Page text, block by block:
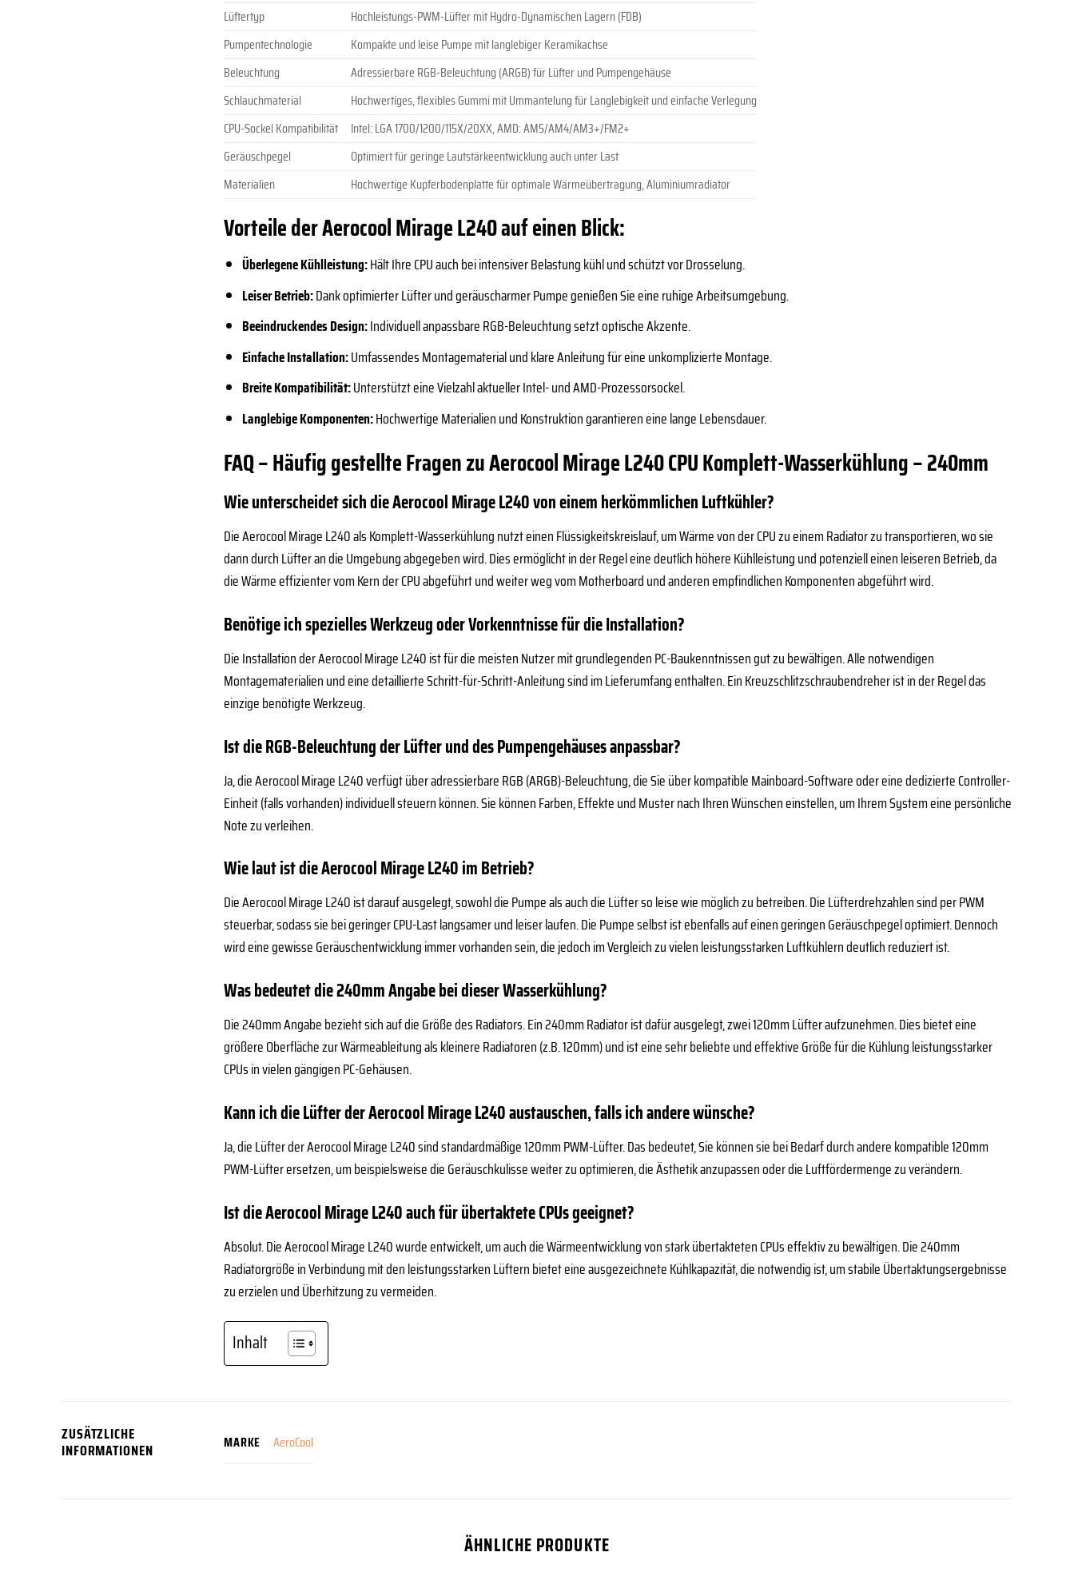
Lüftertyp
Hochleistungs-PWM-Lüfter mit Hydro-Dynamischen Lagern (FDB)
Pumpentechnologie
Kompakte und leise Pumpe mit langlebiger Keramikachse
Beleuchtung
Adressierbare RGB-Beleuchtung (ARGB) für Lüfter und Pumpengehäuse
Schlauchmaterial
Hochwertiges, flexibles Gummi mit Ummantelung für Langlebigkeit und einfache Verlegung
CPU-Sockel Kompatibilität
Intel: LGA 1700/1200/115X/20XX, AMD: AM5/AM4/AM3+/FM2+
Geräuschpegel
Optimiert für geringe Lautstärkeentwicklung auch unter Last
Materialien
Hochwertige Kupferbodenplatte für optimale Wärmeübertragung, Aluminiumradiator
Vorteile der Aerocool Mirage L240 auf einen Blick:
Überlegene Kühlleistung:Hält Ihre CPU auch bei intensiver Belastung kühl und schützt vor Drosselung.
Leiser Betrieb:Dank optimierter Lüfter und geräuscharmer Pumpe genießen Sie eine ruhige Arbeitsumgebung.
Beeindruckendes Design:Individuell anpassbare RGB-Beleuchtung setzt optische Akzente.
Einfache Installation:Umfassendes Montagematerial und klare Anleitung für eine unkomplizierte Montage.
Breite Kompatibilität:Unterstützt eine Vielzahl aktueller Intel- und AMD-Prozessorsockel.
Langlebige Komponenten:Hochwertige Materialien und Konstruktion garantieren eine lange Lebensdauer.
FAQ – Häufig gestellte Fragen zu Aerocool Mirage L240 CPU Komplett-Wasserkühlung – 240mm
Wie unterscheidet sich die Aerocool Mirage L240 von einem herkömmlichen Luftkühler?
Die Aerocool Mirage L240 als Komplett-Wasserkühlung nutzt einen Flüssigkeitskreislauf, um Wärme von der CPU zu einem Radiator zu transportieren, wo sie
dann durch Lüfter an die Umgebung abgegeben wird. Dies ermöglicht in der Regel eine deutlich höhere Kühlleistung und potenziell einen leiseren Betrieb, da
die Wärme effizienter vom Kern der CPU abgeführt und weiter weg vom Motherboard und anderen empfindlichen Komponenten abgeführt wird.
Benötige ich spezielles Werkzeug oder Vorkenntnisse für die Installation?
Die Installation der Aerocool Mirage L240 ist für die meisten Nutzer mit grundlegenden PC-Baukenntnissen gut zu bewältigen. Alle notwendigen
Montagematerialien und eine detaillierte Schritt-für-Schritt-Anleitung sind im Lieferumfang enthalten. Ein Kreuzschlitzschraubendreher ist in der Regel das
einzige benötigte Werkzeug.
Ist die RGB-Beleuchtung der Lüfter und des Pumpengehäuses anpassbar?
Ja, die Aerocool Mirage L240 verfügt über adressierbare RGB (ARGB)-Beleuchtung, die Sie über kompatible Mainboard-Software oder eine dedizierte Controller-
Einheit (falls vorhanden) individuell steuern können. Sie können Farben, Effekte und Muster nach Ihren Wünschen einstellen, um Ihrem System eine persönliche
Note zu verleihen.
Wie laut ist die Aerocool Mirage L240 im Betrieb?
Die Aerocool Mirage L240 ist darauf ausgelegt, sowohl die Pumpe als auch die Lüfter so leise wie möglich zu betreiben. Die Lüfterdrehzahlen sind per PWM
steuerbar, sodass sie bei geringer CPU-Last langsamer und leiser laufen. Die Pumpe selbst ist ebenfalls auf einen geringen Geräuschpegel optimiert. Dennoch
wird eine gewisse Geräuschentwicklung immer vorhanden sein, die jedoch im Vergleich zu vielen leistungsstarken Luftkühlern deutlich reduziert ist.
Was bedeutet die 240mm Angabe bei dieser Wasserkühlung?
Die 240mm Angabe bezieht sich auf die Größe des Radiators. Ein 240mm Radiator ist dafür ausgelegt, zwei 120mm Lüfter aufzunehmen. Dies bietet eine
größere Oberfläche zur Wärmeableitung als kleinere Radiatoren (z.B. 120mm) und ist eine sehr beliebte und effektive Größe für die Kühlung leistungsstarker
CPUs in vielen gängigen PC-Gehäusen.
Kann ich die Lüfter der Aerocool Mirage L240 austauschen, falls ich andere wünsche?
Ja, die Lüfter der Aerocool Mirage L240 sind standardmäßige 120mm PWM-Lüfter. Das bedeutet, Sie können sie bei Bedarf durch andere kompatible 120mm
PWM-Lüfter ersetzen, um beispielsweise die Geräuschkulisse weiter zu optimieren, die Ästhetik anzupassen oder die Luftfördermenge zu verändern.
Ist die Aerocool Mirage L240 auch für übertaktete CPUs geeignet?
Absolut. Die Aerocool Mirage L240 wurde entwickelt, um auch die Wärmeentwicklung von stark übertakteten CPUs effektiv zu bewältigen. Die 240mm
Radiatorgröße in Verbindung mit den leistungsstarken Lüftern bietet eine ausgezeichnete Kühlkapazität, die notwendig ist, um stabile Übertaktungsergebnisse
zu erzielen und Überhitzung zu vermeiden.
Inhalt
ZUSÄTZLICHE
INFORMATIONEN MARKE AeroCool
ÄHNLICHE PRODUKTE